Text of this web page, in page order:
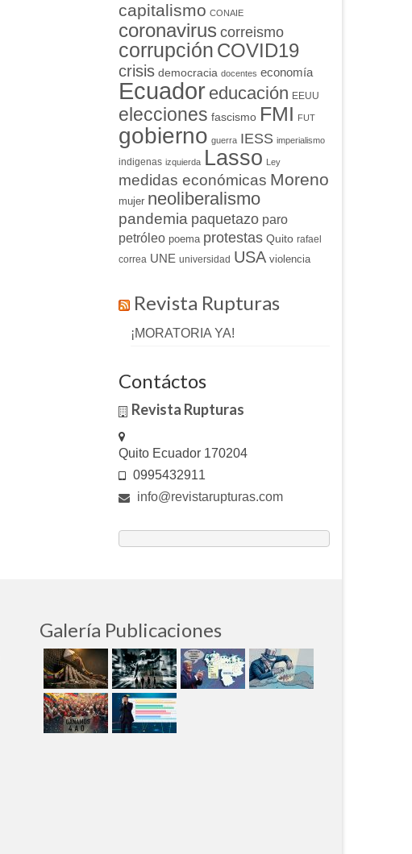
capitalismo CONAIE
coronavirus correismo
corrupción COVID19
crisis democracia docentes economía
Ecuador educación EEUU
elecciones fascismo FMI FUT
gobierno guerra IESS imperialismo
indigenas izquierda Lasso Ley
medidas económicas Moreno
mujer neoliberalismo
pandemia paquetazo paro
petróleo poema protestas Quito rafael
correa UNE universidad USA violencia
Revista Rupturas
¡MORATORIA YA!
Contáctos
Revista Rupturas
Quito Ecuador 170204
0995432911
info@revistarupturas.com
Galería Publicaciones